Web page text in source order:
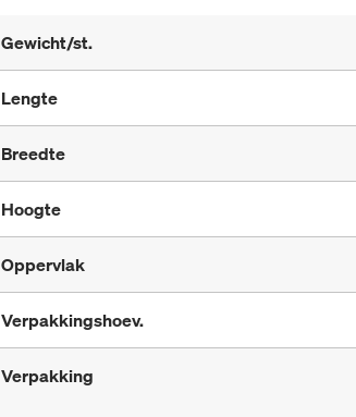
Gewicht/st.
Lengte
Breedte
Hoogte
Oppervlak
Verpakkingshoev.
Verpakking